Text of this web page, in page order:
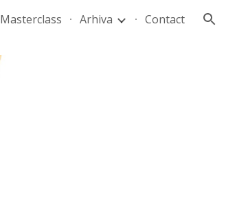
Masterclass Arhiva Contact